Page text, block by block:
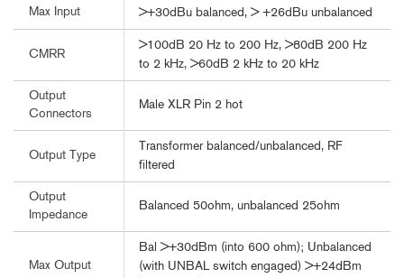
Max Input >+30dBu balanced, > +26dBu unbalanced
CMRR
>100dB 20 Hz to 200 Hz, >80dB 200 Hz
to 2 kHz, >60dB 2 kHz to 20 kHz
Output
Connectors
Male XLR Pin 2 hot
Output Type
Transformer balanced/unbalanced, RF
filtered
Output
Impedance
Balanced 50ohm, unbalanced 25ohm
Max Output
Bal >+30dBm (into 600 ohm); Unbalanced
(with UNBAL switch engaged) >+24dBm